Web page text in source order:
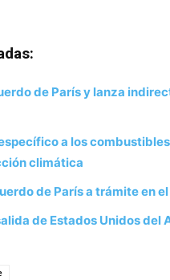
de París y lanza
a los
climática
de París a trámite en
de Estados Unidos del